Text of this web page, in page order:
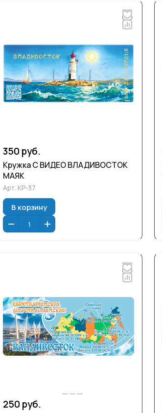
350 руб.
Кружка С ВИДЕО ВЛАДИВОСТОК
МАЯК
Арт. КР-37
В корзину
250 руб.